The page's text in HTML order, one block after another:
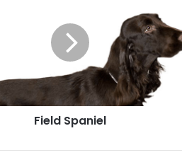
Field Spaniel